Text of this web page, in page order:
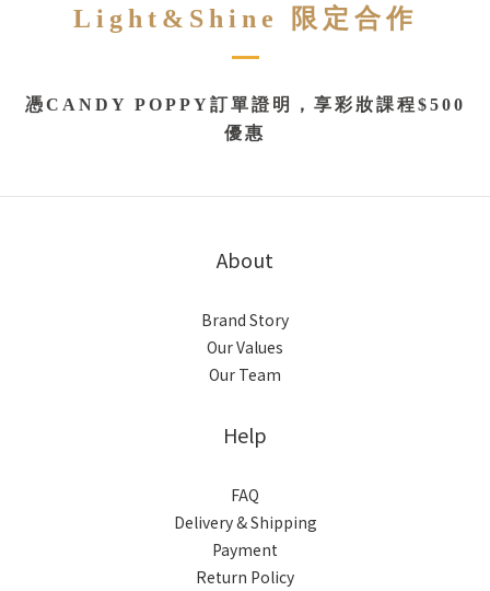
Light&Shine 限定合作
憑CANDY POPPY訂單證明，享彩妝課程$500
優惠
About
Brand Story
Our Values
Our Team
Help
FAQ
Delivery & Shipping
Payment
Return Policy